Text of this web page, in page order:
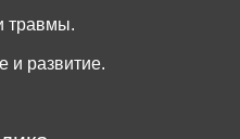
травмы.
и развитие.